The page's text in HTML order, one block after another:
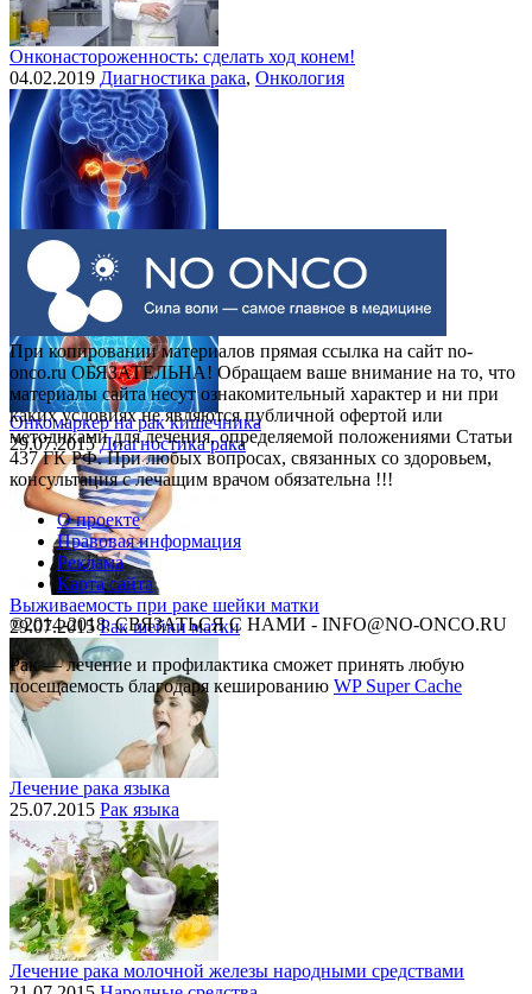
Онконастороженность: сделать ход конем!
04.02.2019 Диагностика рака, Онкология
Выделения при раке шейки матки
30.07.2015 Рак шейки матки
Онкомаркер на рак кишечника
29.07.2015 Диагностика рака
Выживаемость при раке шейки матки
29.07.2015 Рак шейки матки
Лечение рака языка
25.07.2015 Рак языка
Лечение рака молочной железы народными средствами
При копировании материалов прямая ссылка на сайт no-
onco.ru ОБЯЗАТЕЛЬНА! Обращаем ваше внимание на то, что
материалы сайта несут ознакомительный характер и ни при
каких условиях не являются публичной офертой или
методиками для лечения, определяемой положениями Статьи
437 ГК РФ. При любых вопросах, связанных со здоровьем,
консультация с лечащим врачом обязательна !!!
О проекте
Правовая информация
Реклама
Карта сайта
©2014-2018, СВЯЗАТЬСЯ С НАМИ - INFO@NO-ONCO.RU
Рак — лечение и профилактика cможет принять любую
посещаемость благодаря кешированию WP Super Cache